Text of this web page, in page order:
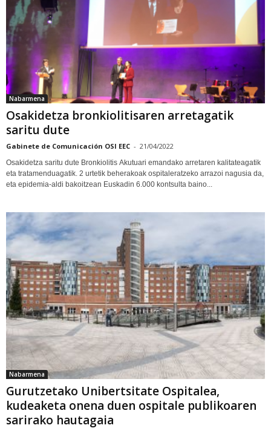
Nabarmena
Osakidetza bronkiolitisaren arretagatik
saritu dute
Gabinete de Comunicación OSI EEC - 21/04/2022
Osakidetza saritu dute Bronkiolitis Akutuari emandako arretaren kalitateagatik
eta tratamenduagatik. 2 urtetik beherakoak ospitaleratzeko arrazoi nagusia da,
eta epidemia-aldi bakoitzean Euskadin 6.000 kontsulta baino...
Nabarmena
Gurutzetako Unibertsitate Ospitalea,
kudeaketa onena duen ospitale publikoaren
sarirako hautagaia